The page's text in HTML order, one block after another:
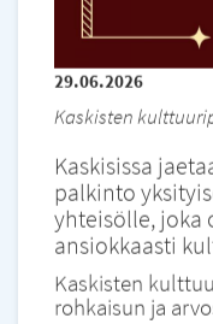
29.06.2026
Kaskisten
Kaskisissa
palkinto
yhteisölle, joka
ansiokkaasti
Kaskisten
rohkaisun ja